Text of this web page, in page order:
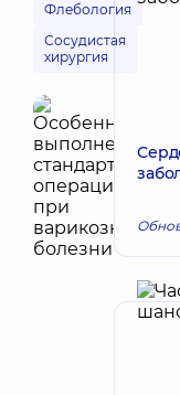
Флебология
Сосудистая
хирургия